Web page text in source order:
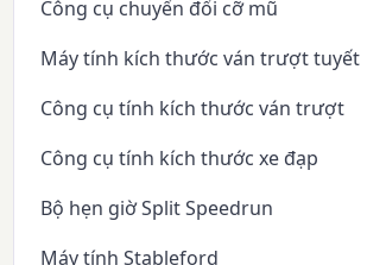
Công cụ chuyển đổi cỡ mũ
Máy tính kích thước ván trượt tuyết
Công cụ tính kích thước ván trượt
Công cụ tính kích thước xe đạp
Bộ hẹn giờ Split Speedrun
Máy tính Stableford